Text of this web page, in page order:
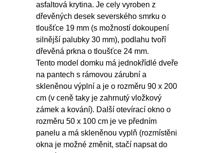
asfaltová krytina. Je cely vyroben z
dřevěných desek severského smrku o
tloušťce 19 mm (s možností dokoupení
silnější palubky 30 mm), podlahu tvoří
dřevěná prkna o tloušťce 24 mm.
Tento model domku má jednokřídlé dveře
na pantech s rámovou zárubní a
skleněnou výplní a je o rozměru 90 x 200
cm (v ceně taky je zahrnutý vložkový
zámek a kování). Další otevírací okno o
rozměru 50 x 100 cm je ve předním
panelu a má skleněnou vyplň (rozmístěni
okna je možné změnit, stačí napsat do